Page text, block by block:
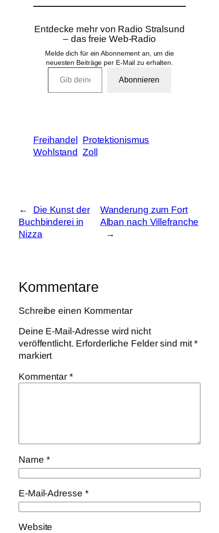
Entdecke mehr von Radio Stralsund
– das freie Web-Radio
Melde dich für ein Abonnement an, um die
neuesten Beiträge per E-Mail zu erhalten.
Gib deine E-Mail-Adresse ein …
Abonnieren
Freihandel
Protektionismus
Wohlstand
Zoll
←
Die Kunst der
Buchbinderei in
Nizza
Wanderung zum Fort
Alban nach Villefranche
→
Kommentare
Schreibe einen Kommentar
Deine E-Mail-Adresse wird nicht
veröffentlicht. Erforderliche Felder sind mit*
markiert
Kommentar*
Name *
E-Mail-Adresse *
Website